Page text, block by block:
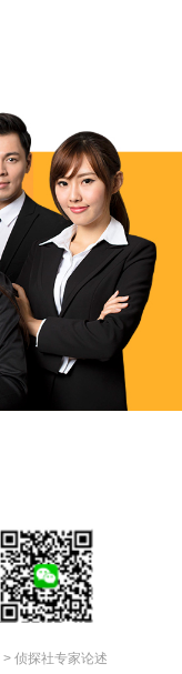
> 侦探社专家论述